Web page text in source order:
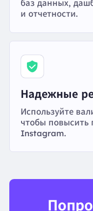
баз данных,
и отчетности.
Надежные
Используйте
чтобы повысить
Instagram.